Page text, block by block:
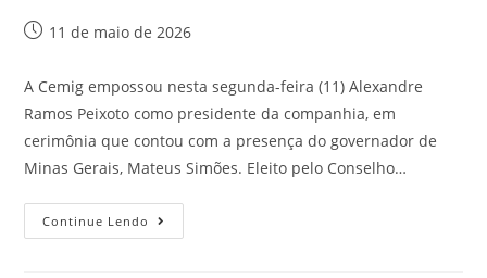
11 de maio de 2026
A Cemig empossou nesta segunda-feira (11) Alexandre
Ramos Peixoto como presidente da companhia, em
cerimônia que contou com a presença do governador de
Minas Gerais, Mateus Simões. Eleito pelo Conselho…
Continue Lendo